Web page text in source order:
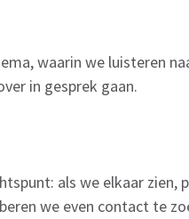
waarin we luisteren
in gesprek gaan.
als we elkaar zien,
we even contact te